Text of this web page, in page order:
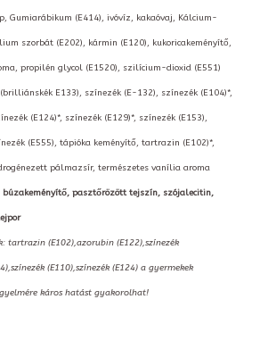
Gumiarábikum (E414), ivóvíz, kakaóvaj, Kálcium-
szorbát (E202), kármin (E120), kukoricakeményítő,
propilén glycol (E1520), szilícium-dioxid (E551)
E133), színezék (E-132), színezék (E104)*,
(E124)*, színezék (E129)*, színezék (E153),
(E555), tápióka keményítő, tartrazin (E102)*,
pálmazsír, természetes vanília aroma
búzakeményítő, pasztőrözött tejszín, szójalecitin,
tartrazin (E102),azorubin (E122),színezék
(E110),színezék (E124) a gyermekek
káros hatást gyakorolhat!